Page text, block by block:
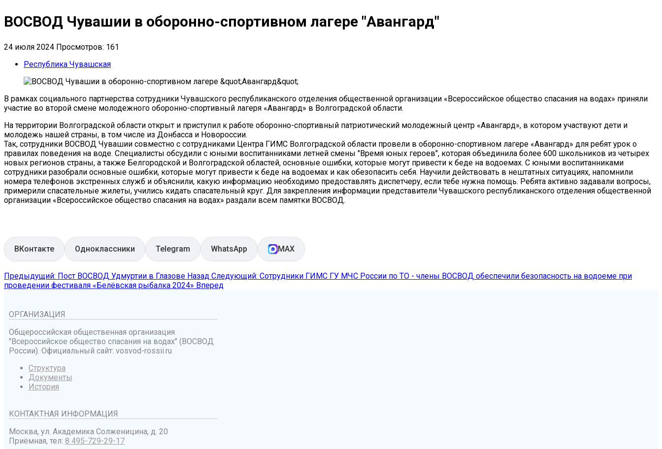
ВОСВОД Чувашии в оборонно-спортивном лагере "Авангард"
24 июля 2024 Просмотров: 161
Республика Чувашская
В рамках социального партнерства сотрудники Чувашского республиканского отделения общественной организации «Всероссийское общество спасания на водах» приняли
участие во второй смене молодежного оборонно-спортивный лагеря «Авангард» в Волгоградской области.
На территории Волгоградской области открыт и приступил к работе оборонно-спортивный патриотический молодежный центр «Авангард», в котором участвуют дети и
молодежь нашей страны, в том числе из Донбасса и Новороссии.
Так, сотрудники ВОСВОД Чувашии совместно с сотрудниками Центра ГИМС Волгоградской области провели в оборонно-спортивном лагере «Авангард» для ребят урок о
правилах поведения на воде. Специалисты обсудили с юными воспитанниками летней смены "Время юных героев", которая объединила более 600 школьников из четырех
новых регионов страны, а также Белгородской и Волгоградской областей, основные ошибки, которые могут привести к беде на водоемах. С юными воспитанниками
сотрудники разобрали основные ошибки, которые могут привести к беде на водоемах и как обезопасить себя. Научили действовать в нештатных ситуациях, напомнили
номера телефонов экстренных служб и объяснили, какую информацию необходимо предоставлять диспетчеру, если тебе нужна помощь. Ребята активно задавали вопросы,
примерили спасательные жилеты, учились кидать спасательный круг. Для закрепления информации представители Чувашского республиканского отделения общественной
организации «Всероссийское общество спасания на водах» раздали всем памятки ВОСВОД.
ВКонтакте Одноклассники Telegram WhatsApp MAX
Предыдущий: Пост ВОСВОД Удмуртии в Глазове Назад Следующий: Сотрудники ГИМС ГУ МЧС России по ТО - члены ВОСВОД обеспечили безопасность на водоеме при
проведении фестиваля «Белёвская рыбалка 2024» Вперед
ОРГАНИЗАЦИЯ
Общероссийская общественная организация
"Всероссийское общество спасания на водах" (ВОСВОД
России). Официальный сайт: vosvod-rossii.ru
Структура
Документы
История
КОНТАКТНАЯ ИНФОРМАЦИЯ
Москва, ул. Академика Солженицина, д. 20
Приёмная, тел: 8 495-729-29-17